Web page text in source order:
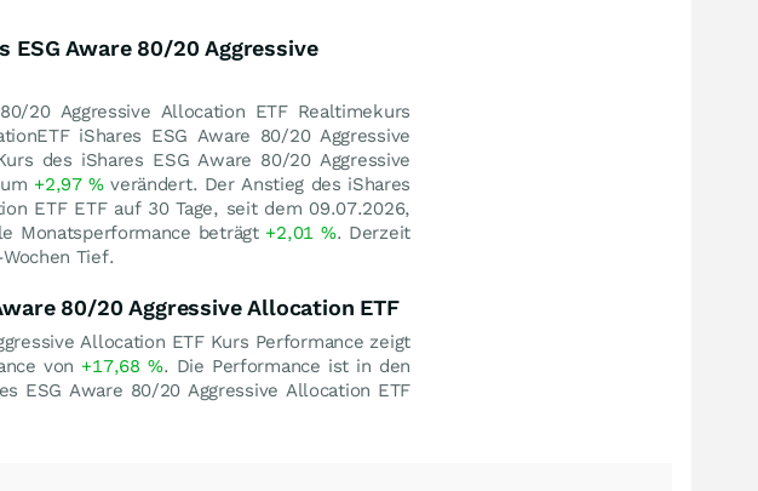
ESG Aware 80/20 Aggressive
20 Aggressive Allocation ETF Realtimekurs
iShares ESG Aware 80/20 Aggressive
des iShares ESG Aware 80/20 Aggressive
+2,97%verändert. Der Anstieg des iShares
ETF ETF auf 30 Tage, seit dem 09.07.2026,
Monatsperformance beträgt +2,01 %. Derzeit
Tief.
80/20 Aggressive Allocation ETF
Allocation ETF Kurs Performance zeigt
von +17,68 %. Die Performance ist in den
ESG Aware 80/20 Aggressive Allocation ETF